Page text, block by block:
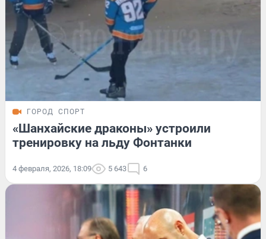
ГОРОД СПОРТ
«Шанхайские драконы» устроили
тренировку на льду Фонтанки
4 февраля, 2026, 18:09 5 643 6